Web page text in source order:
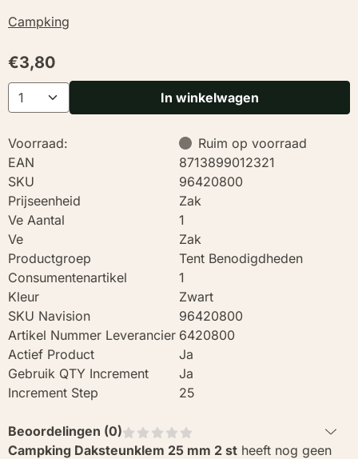
Campking
€3,80
Aantal In winkelwagen
Voorraad:
Ruim op voorraad
EAN
8713899012321
SKU
96420800
Prijseenheid
Zak
Ve Aantal
1
Ve
Zak
Productgroep
Tent Benodigdheden
Consumentenartikel
1
Kleur
Zwart
SKU Navision
96420800
Artikel Nummer Leverancier 6420800
Actief Product
Ja
Gebruik QTY Increment
Ja
Increment Step
25
Beoordelingen (0)
Campking Daksteunklem 25 mm 2 st heeft nog geen